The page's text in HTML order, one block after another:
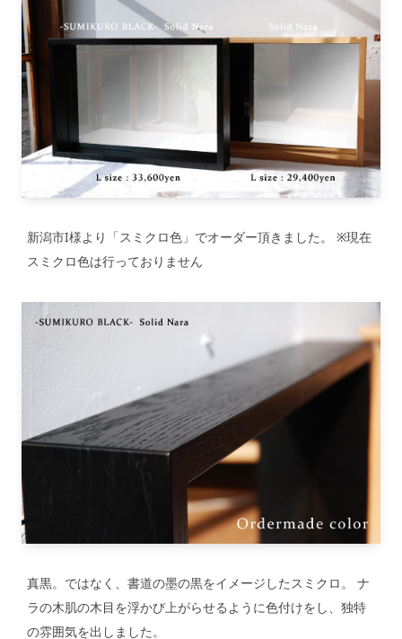
新潟市I様より「スミクロ色」でオーダー頂きました。 ※現在
スミクロ色は行っておりません
真黒。ではなく、書道の墨の黒をイメージしたスミクロ。 ナ
ラの木肌の木目を浮かび上がらせるように色付けをし、独特
の雰囲気を出しました。